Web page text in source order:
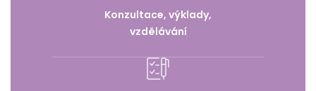
Konzultace, výklady,
vzdělávání